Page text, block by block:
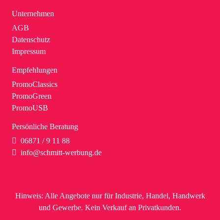
– Perfekt für verschiedene Anlässe: Events, Messen,
Outdoor-Aktivitäten
– Attraktive Mindestbestellmenge von nur 10 Stück,
Kartonverpackung zu 60 Bechern
Unternehmen
AGB
Datenschutz
Impressum
Empfehlungen
PromoClassics
PromoGreen
PromoUSB
Persönliche Beratung
06871 / 9 11 88
info@schmitt-werbung.de
Hinweis: Alle Angebote nur für Industrie, Handel, Handwerk
und Gewerbe. Kein Verkauf an Privatkunden.